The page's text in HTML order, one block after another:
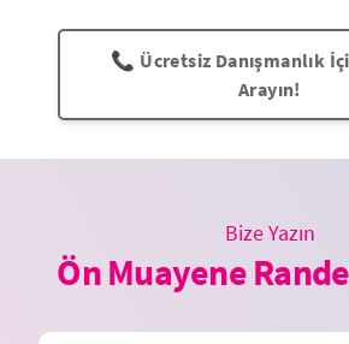
📞 Ücretsiz Danışmanlık
Arayın!
Bize Yazın
Ön Muayene